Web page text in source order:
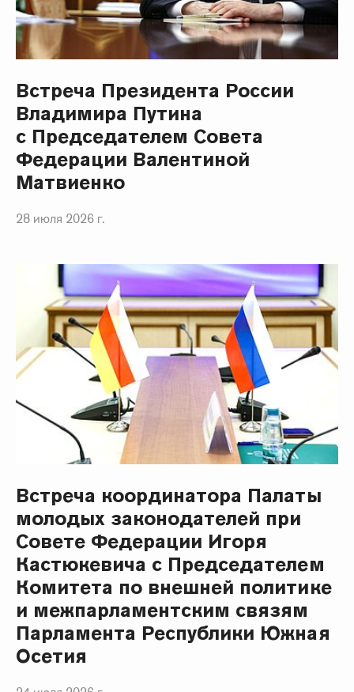
Встреча Президента России
Владимира Путина
с Председателем Совета
Федерации Валентиной
Матвиенко
28 июля 2026 г.
Встреча координатора Палаты
молодых законодателей при
Совете Федерации Игоря
Кастюкевича с Председателем
Комитета по внешней политике
и межпарламентским связям
Парламента Республики Южная
Осетия